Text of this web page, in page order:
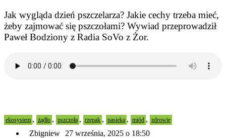
Jak wygląda dzień pszczelarza? Jakie cechy trzeba mieć,
żeby zajmować się pszczołami? Wywiad przeprowadził
Paweł Bodziony z Radia SoVo z Żor.
ekosystem , żądło , pszczoła , rzepak , pasieka , miód , zdrowie
Zbigniew 27 września, 2025 o 18:50